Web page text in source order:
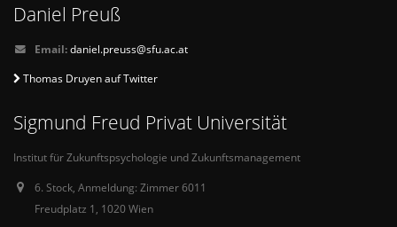
Daniel Preuß
Email:daniel.preuss@sfu.ac.at
Thomas Druyen auf Twitter
Sigmund Freud Privat Universität
Institut für Zukunftspsychologie und Zukunftsmanagement
6. Stock, Anmeldung: Zimmer 6011
Freudplatz 1, 1020 Wien